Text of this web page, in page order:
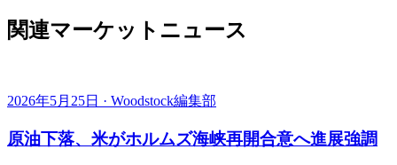
関連マーケットニュース
2026年5月25日 · Woodstock編集部
原油下落、米がホルムズ海峡再開合意へ進展強調